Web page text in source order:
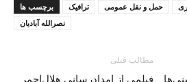
برچسب ها ترافیک حمل و نقل عمومی
نصرالله آبادیان
مطالب قبلی
فیلمی از امدادرسانى هلال‌احمر